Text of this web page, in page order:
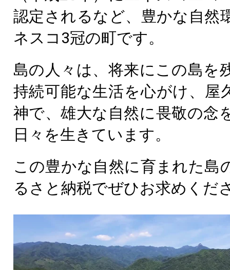
認定されるなど、豊かな自然
ネスコ3冠の町です。
島の人々は、将来にこの島を
持続可能な生活を心がけ、屋
神で、雄大な自然に畏敬の念
日々を生きています。
この豊かな自然に育まれた島
るさと納税でぜひお求めくだ